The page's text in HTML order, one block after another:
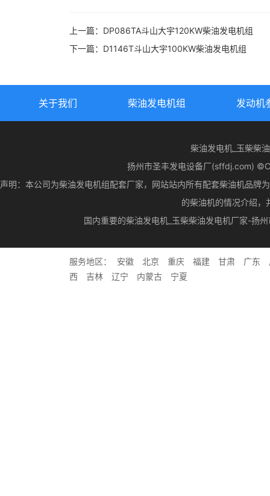
上一篇： DP086TA斗山大宇120KW柴油发电机组
下一篇： D1146T斗山大宇100KW柴油发电机组
关于我们 柴油发电机组 发动机
柴油发电机_玉柴柴
扬州市圣丰发电设备厂(sffdj.com)
声明：本公司为柴油发电机组配套厂家，网站站内所有配套柴油机品牌
的柴油机的情况介绍，
国内重要的柴油发电机_玉柴柴油发电机厂家-扬
服务地区： 安徽 北京 重庆 福建 甘肃 广东
西
吉林 辽宁 内蒙古 宁夏